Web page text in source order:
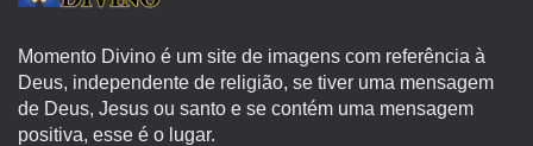
Momento Divino é um site de imagens com referência à
Deus, independente de religião, se tiver uma mensagem
de Deus, Jesus ou santo e se contém uma mensagem
positiva, esse é o lugar.